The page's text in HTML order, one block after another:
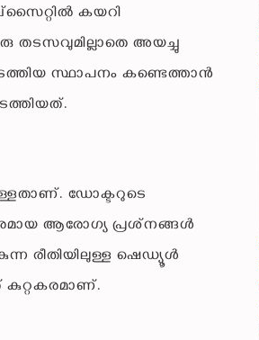
കയറി
തടസവുമില്ലാതെ അയച്ചു
സ്ഥാപനം കണ്ടെത്താന്‍
ഡോക്ടറുടെ
ആരോഗ്യ പ്രശ്‌നങ്ങള്‍
രീതിയിലുള്ള ഷെഡ്യൂള്‍
കുറ്റകരമാണ്.